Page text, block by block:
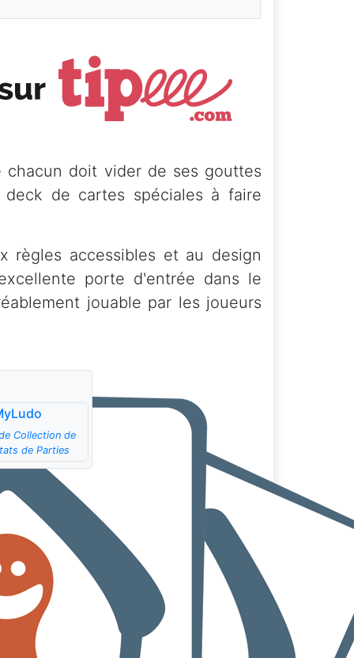
chacun doit vider de ses gouttes
de cartes spéciales à faire
règles accessibles et au design
porte d'entrée dans le
jouable par les joueurs
Collection de
de Parties